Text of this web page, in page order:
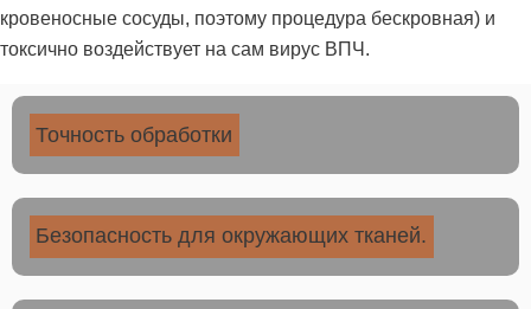
кровеносные сосуды, поэтому процедура бескровная) и
токсично воздействует на сам вирус ВПЧ.
Точность обработки
Безопасность для окружающих тканей.